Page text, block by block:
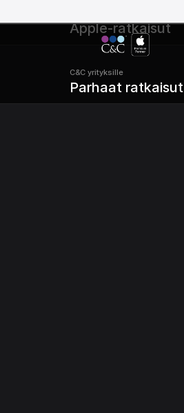
Apple-ratkaisut
C&C yrityksille
Parhaat ratkaisut